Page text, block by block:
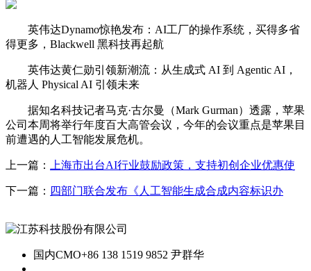
英伟达Dynamo惊艳发布：AI工厂的操作系统，买得多省
得更多，Blackwell 黑科技再起航
英伟达黄仁勋引领新潮流：从生成式 AI 到 Agentic AI，
机器人 Physical AI 引领未来
据知名科技记者马克·古尔曼（Mark Gurman）透露，苹果
公司本周将举行年度百大高管会议，今年的会议重点是苹果目
前遭遇的人工智能发展危机。
上一篇： 上海市出台AI行业鼓励政策，支持初创企业优惠使
下一篇： 四部门联合发布《人工智能生成合成内容标识办
国内CMO+86 138 1519 9852 尹群华